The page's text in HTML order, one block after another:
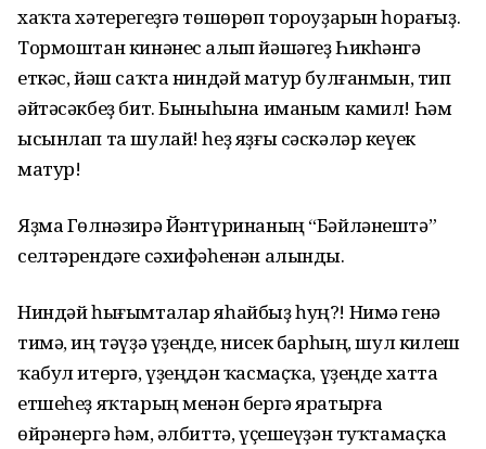
хаҡта хәтерегеҙгә төшөрөп тороуҙарын һорағыҙ.
Тормоштан кинәнес алып йәшәгеҙ Һикһәнгә
еткәс, йәш саҡта ниндәй матур булғанмын, тип
әйтәсәкбеҙ бит. Быныһына иманым камил! Һәм
ысынлап та шулай! һеҙ яҙғы сәскәләр кеүек
матур!
Яҙма Гөлнәзирә Йәнтүринаның “Бәйләнештә”
селтәрендәге сәхифәһенән алынды.
Ниндәй һығымталар яһайбыҙ һуң?! Нимә генә
тимә, иң тәүҙә үҙеңде, нисек барһың, шул килеш
ҡабул итергә, үҙеңдән ҡасмаҫҡа, үҙеңде хатта
етшеһеҙ яҡтарың менән бергә яратырға
өйрәнергә һәм, әлбиттә, үҫешеүҙән туҡтамаҫҡа